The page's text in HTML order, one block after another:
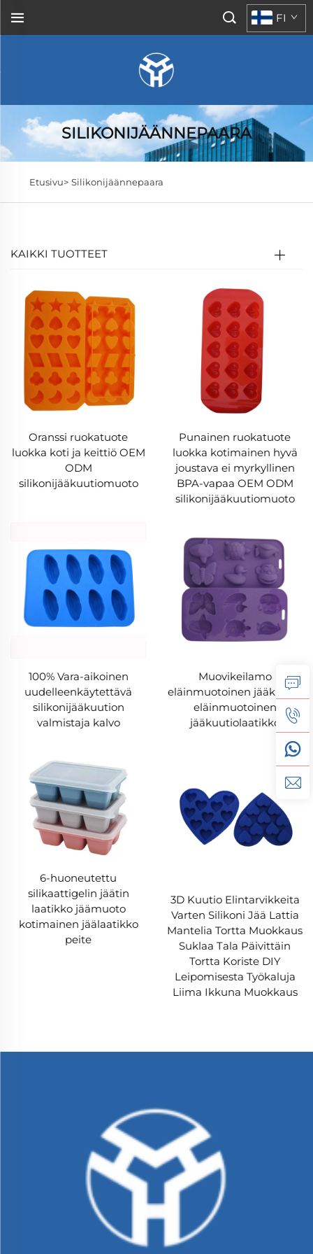
FI
SILIKONIJÄÄNNEPAARA
Etusivu> Silikonijäännepaara
KAIKKI TUOTTEET
Oranssi ruokatuote
luokka koti ja keittiö OEM
ODM
silikonijääkuutiomuoto
Punainen ruokatuote
luokka kotimainen hyvä
joustava ei myrkyllinen
BPA-vapaa OEM ODM
silikonijääkuutiomuoto
100% Vara-aikoinen
uudelleenkäytettävä
silikonijääkuution
valmistaja kalvo
Muovikeilamo
eläinmuotoinen jääkuutio
eläinmuotoinen
jääkuutiolaatikko
6-huoneutettu
silikaattigelin jäätin
laatikko jäämuoto
kotimainen jäälaatikko
peite
3D Kuutio Elintarvikkeita
Varten Silikoni Jää Lattia
Mantelia Tortta Muokkaus
Suklaa Tala Päivittäin
Tortta Koriste DIY
Leipomisesta Työkaluja
Liima Ikkuna Muokkaus